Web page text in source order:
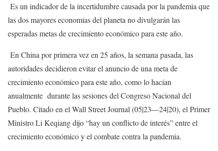
Es un indicador de la incertidumbre causada por la pandemia que
las dos mayores economías del planeta no divulgarán las
esperadas metas de crecimiento económico para este año.
En China por primera vez en 25 años, la semana pasada, las
autoridades decidieron evitar el anuncio de una meta de
crecimiento económico para este año, como lo hacían
anualmente durante las sesiones del Congreso Nacional del
Pueblo. Citado en el Wall Street Journal (05|23—24|20), el Primer
Ministro Li Keqiang dijo “hay un conflicto de interés” entre el
crecimiento económico y el combate contra la pandemia.